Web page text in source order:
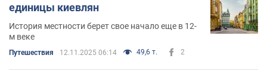
единицы киевлян
История местности берет свое начало еще в 12-
м веке
Путешествия 12.11.2025 06:14 49,6 т. 2